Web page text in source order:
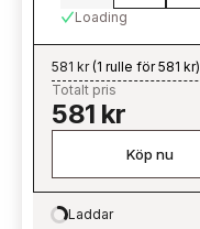
Loading
581 kr(1 rulle för 581 kr)
Totalt pris
581 kr
Köp nu
Laddar